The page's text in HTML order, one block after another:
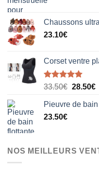
était :
Chaussons
23.10€
Corset ventre
Note5.00
33.50€ Le
initial
28.50€
Pieuvre de
23.50€
NOS MEILLEURS